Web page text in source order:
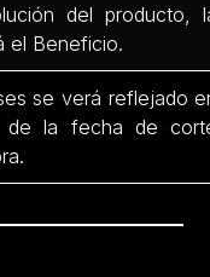
del producto,
el Beneficio.
se verá reflejado
de la fecha de